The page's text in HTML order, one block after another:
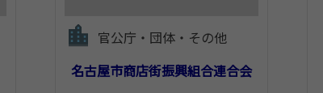
官公庁・団体・その他
名古屋市商店街振興組合連合会